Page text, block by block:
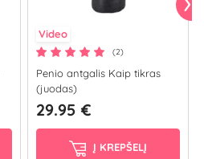
Video
(2)
Penio antgalis Kaip tikras
(juodas)
29.95 €
Į KREPŠELĮ